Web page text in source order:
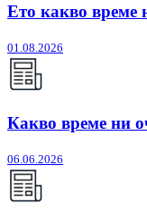
Ето какво време
01.08.2026
Какво време ни
06.06.2026